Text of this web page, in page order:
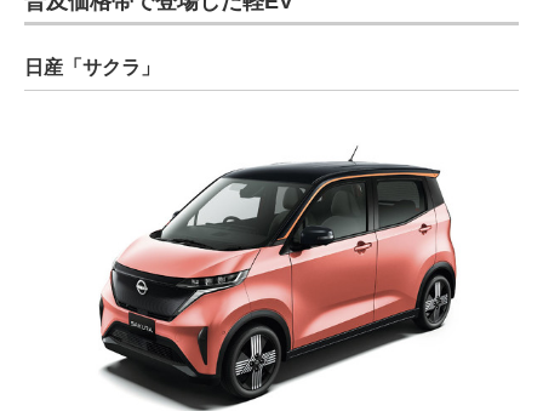
ちょっと気になるネットの話題
日産「サクラ」